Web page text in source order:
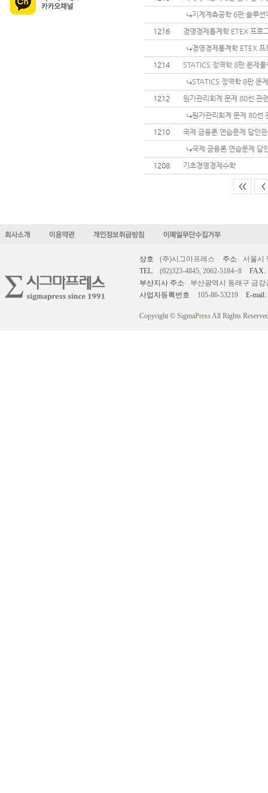
기계계측공학 6판 솔루
1216
경영경제통계학 ETEX 프로
경영경제통계학 ETEX
1214
STATICS 정역학 8판 문제
STATICS 정역학 8판 문
1212
원가관리회계 문제 80선 관
원가관리회계 문제 80선
1210
국제 금융론 연습문제 답안
국제 금융론 연습문제 답
1208
기초경영경제수학
<< <
상호 (주)시그마프레스 주소
서울시
TEL.
(02)323-4845, 2062-5184~8
FAX.
부산지사 주소
부산광역시 동래구 금강
사업자등록번호
105-86-53219 E-mail.
Copyright © SigmaPress All Rights